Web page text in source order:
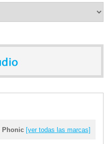
Phonic [ver todas las marcas]